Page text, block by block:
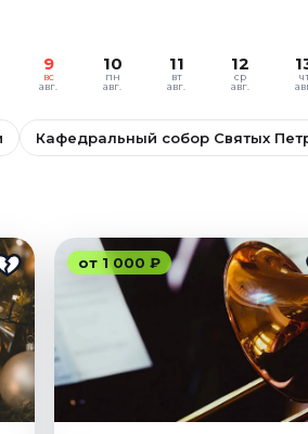
9
вс
авг.
10
пн
авг.
11
вт
авг.
12
ср
авг.
Кафедральный собор Святых
от 1 000 ₽